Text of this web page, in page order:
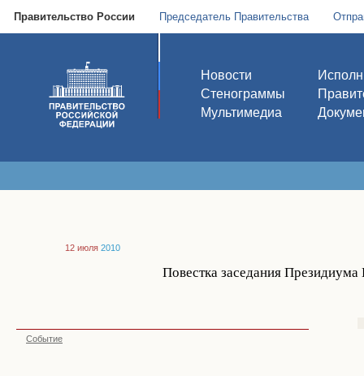
Правительство России Председатель Правительства
Новости
Стенограммы
Мультимедиа
12 июля 2010
Повестка заседания
Событие